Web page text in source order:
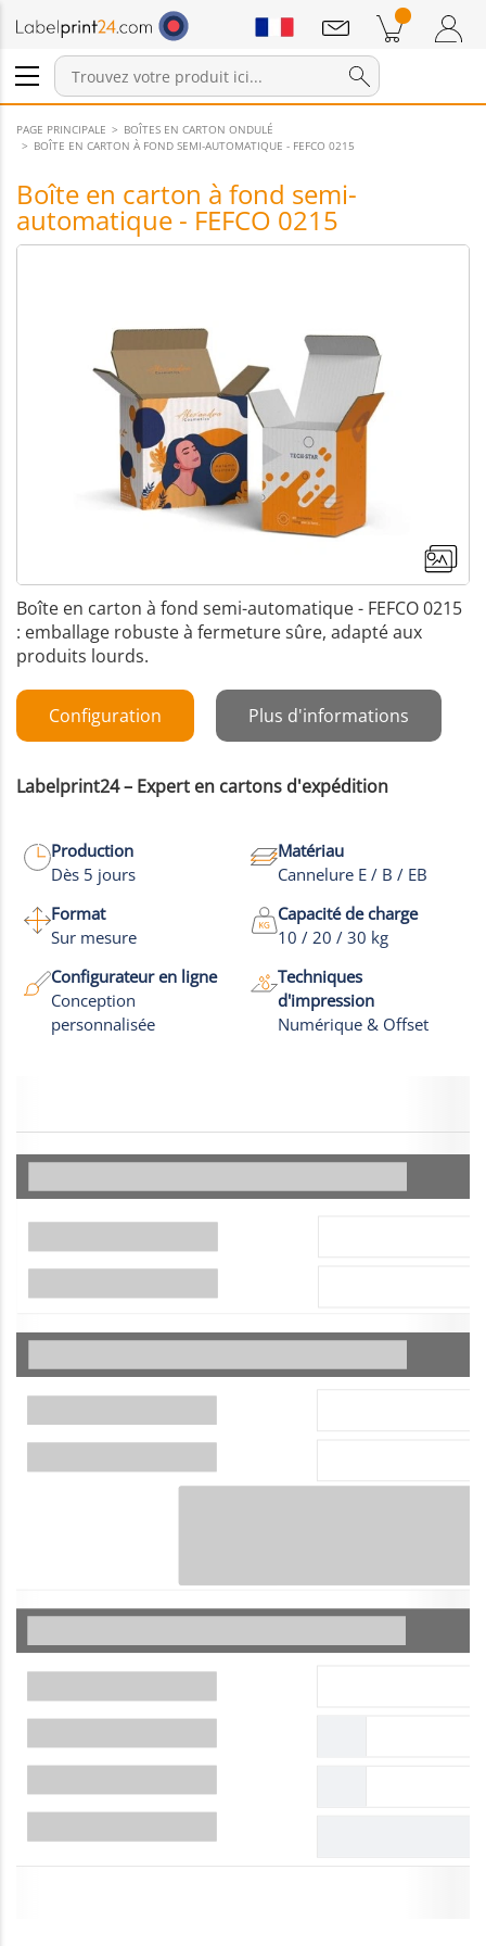
Connexion / Inscription
Produits dans le panier
Annonces
PAGE PRINCIPALE
BOÎTES EN CARTON ONDULÉ
BOÎTE EN CARTON À FOND SEMI-AUTOMATIQUE - FEFCO 0215
Boîte en carton à fond semi-
automatique - FEFCO 0215
Boîte en carton à fond semi-automatique - FEFCO 0215
: emballage robuste à fermeture sûre, adapté aux
produits lourds.
Configuration Plus d'informations
Labelprint24 – Expert en cartons d'expédition
Production
Dès 5 jours
Matériau
Cannelure E / B / EB
Format
Sur mesure
Capacité de charge
10 / 20 / 30 kg
Configurateur en ligne
Conception
personnalisée
Techniques
d'impression
Numérique & Offset